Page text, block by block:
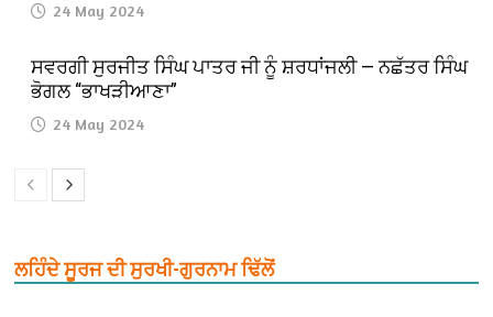
24 May 2024
ਸਵਰਗੀ ਸੁਰਜੀਤ ਸਿੰਘ ਪਾਤਰ ਜੀ ਨੂੰ ਸ਼ਰਧਾਂਜਲੀ — ਨਛੱਤਰ ਸਿੰਘ
ਭੋਗਲ “ਭਾਖੜੀਆਣਾ”
24 May 2024
ਲਹਿੰਦੇ ਸੂਰਜ ਦੀ ਸੁਰਖੀ-ਗੁਰਨਾਮ ਢਿੱਲੋਂ